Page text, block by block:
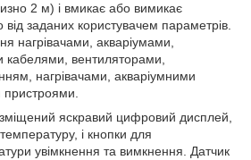
2 м) і вмикає або вимикає
заданих користувачем параметрів.
нагрівачами, акваріумами,
вентиляторами,
нагрівачами, акваріумними
пристроями.
яскравий цифровий дисплей,
і кнопки для
увімкнення та вимкнення. Датчик